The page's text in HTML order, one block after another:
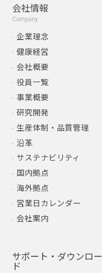
会社情報
Company
企業理念
健康経営
会社概要
役員一覧
事業概要
研究開発
生産体制・品質管理
沿革
サステナビリティ
国内拠点
海外拠点
営業日カレンダー
会社案内
サポート・ダウンロー
ド